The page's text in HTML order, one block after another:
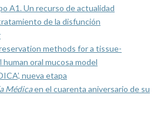
A1. Un recurso de actualidad
de la disfunción
methods for a tissue-
oral mucosa model
nueva etapa
Médicaen el cuarenta aniversario de su